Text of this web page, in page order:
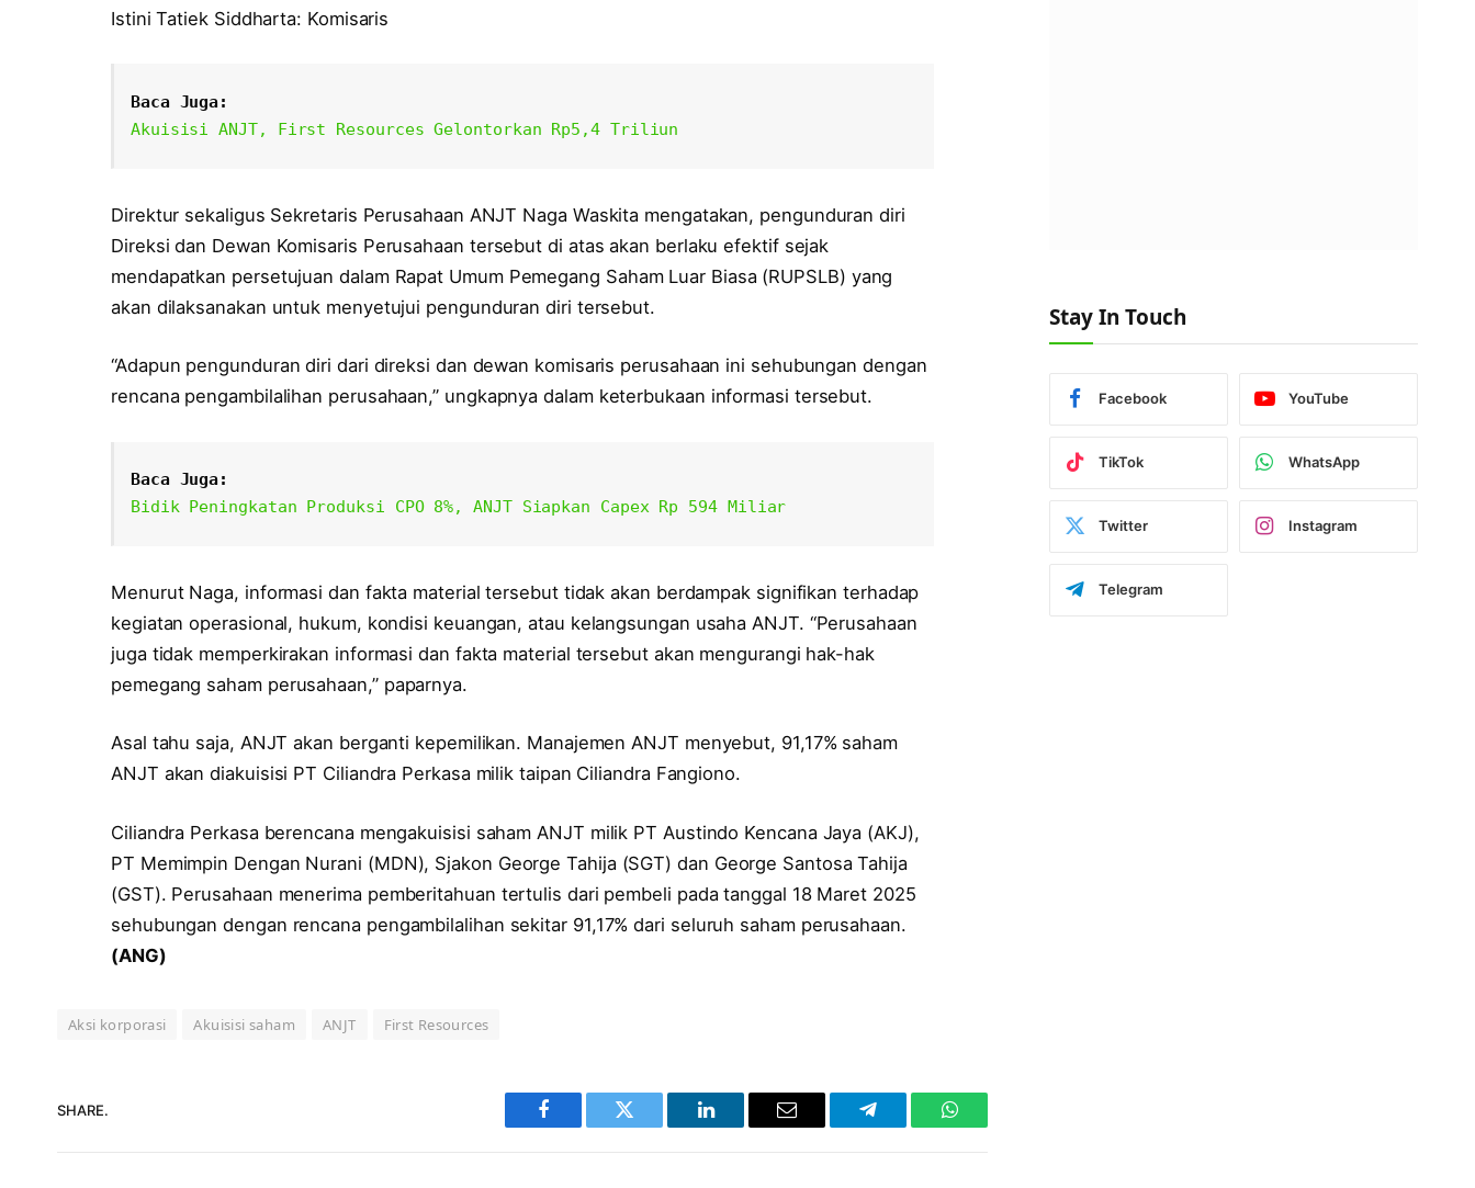
Istini Tatiek Siddharta: Komisaris
Baca Juga:
Akuisisi ANJT, First Resources Gelontorkan Rp5,4 Triliun
Direktur sekaligus Sekretaris Perusahaan ANJT Naga Waskita mengatakan, pengunduran diri
Direksi dan Dewan Komisaris Perusahaan tersebut di atas akan berlaku efektif sejak
mendapatkan persetujuan dalam Rapat Umum Pemegang Saham Luar Biasa (RUPSLB) yang
akan dilaksanakan untuk menyetujui pengunduran diri tersebut.
“Adapun pengunduran diri dari direksi dan dewan komisaris perusahaan ini sehubungan dengan
rencana pengambilalihan perusahaan,” ungkapnya dalam keterbukaan informasi tersebut.
Baca Juga:
Bidik Peningkatan Produksi CPO 8%, ANJT Siapkan Capex Rp 594 Miliar
Menurut Naga, informasi dan fakta material tersebut tidak akan berdampak signifikan terhadap
kegiatan operasional, hukum, kondisi keuangan, atau kelangsungan usaha ANJT. “Perusahaan
juga tidak memperkirakan informasi dan fakta material tersebut akan mengurangi hak-hak
pemegang saham perusahaan,” paparnya.
Asal tahu saja, ANJT akan berganti kepemilikan. Manajemen ANJT menyebut, 91,17% saham
ANJT akan diakuisisi PT Ciliandra Perkasa milik taipan Ciliandra Fangiono.
Ciliandra Perkasa berencana mengakuisisi saham ANJT milik PT Austindo Kencana Jaya (AKJ),
PT Memimpin Dengan Nurani (MDN), Sjakon George Tahija (SGT) dan George Santosa Tahija
(GST). Perusahaan menerima pemberitahuan tertulis dari pembeli pada tanggal 18 Maret 2025
sehubungan dengan rencana pengambilalihan sekitar 91,17% dari seluruh saham perusahaan.
(ANG)
Aksi korporasi Akuisisi saham ANJT First Resources
SHARE.
Facebook Twitter LinkedIn Email Telegram WhatsApp
Stay In Touch
Facebook YouTube
TikTok WhatsApp
Twitter Instagram
Telegram